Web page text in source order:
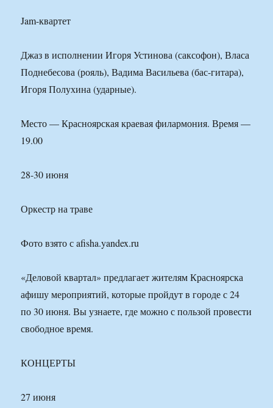
Jam-квартет
Джаз в исполнении Игоря Устинова (саксофон), Власа
Поднебесова (рояль), Вадима Васильева (бас-гитара),
Игоря Полухина (ударные).
Место — Красноярская краевая филармония. Время —
19.00
28-30 июня
Оркестр на траве
Фото взято с afisha.yandex.ru
«Деловой квартал» предлагает жителям Красноярска
афишу мероприятий, которые пройдут в городе с 24
по 30 июня. Вы узнаете, где можно с пользой провести
свободное время.
КОНЦЕРТЫ
27 июня